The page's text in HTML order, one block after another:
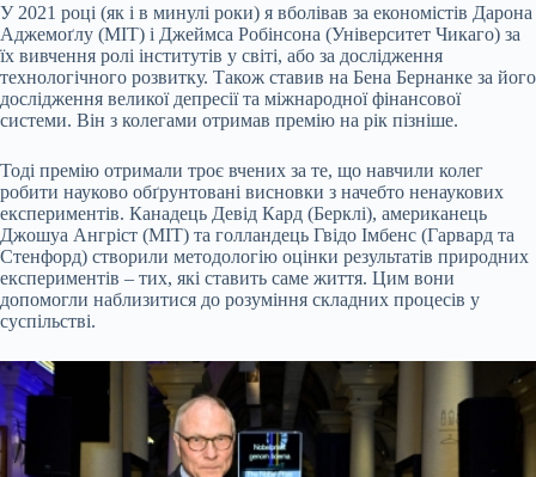
У 2021 році (як і в минулі роки) я вболівав за економістів Дарона
Аджемоґлу (MIT) і Джеймса Робінсона (Університет Чикаго) за
їх вивчення ролі інститутів у світі, або за дослідження
технологічного розвитку. Також ставив на Бена Бернанке за його
дослідження великої депресії та міжнародної фінансової
системи. Він з колегами отримав премію на рік пізніше.
Тоді премію отримали троє вчених за те, що навчили колег
робити науково обґрунтовані висновки з начебто ненаукових
експериментів. Канадець Девід Кард (Берклі), американець
Джошуа Ангріст (MIT) та голландець Гвідо Імбенс (Гарвард та
Стенфорд) створили методологію оцінки результатів природних
експериментів – тих, які ставить саме життя. Цим вони
допомогли наблизитися до розуміння складних процесів у
суспільстві.